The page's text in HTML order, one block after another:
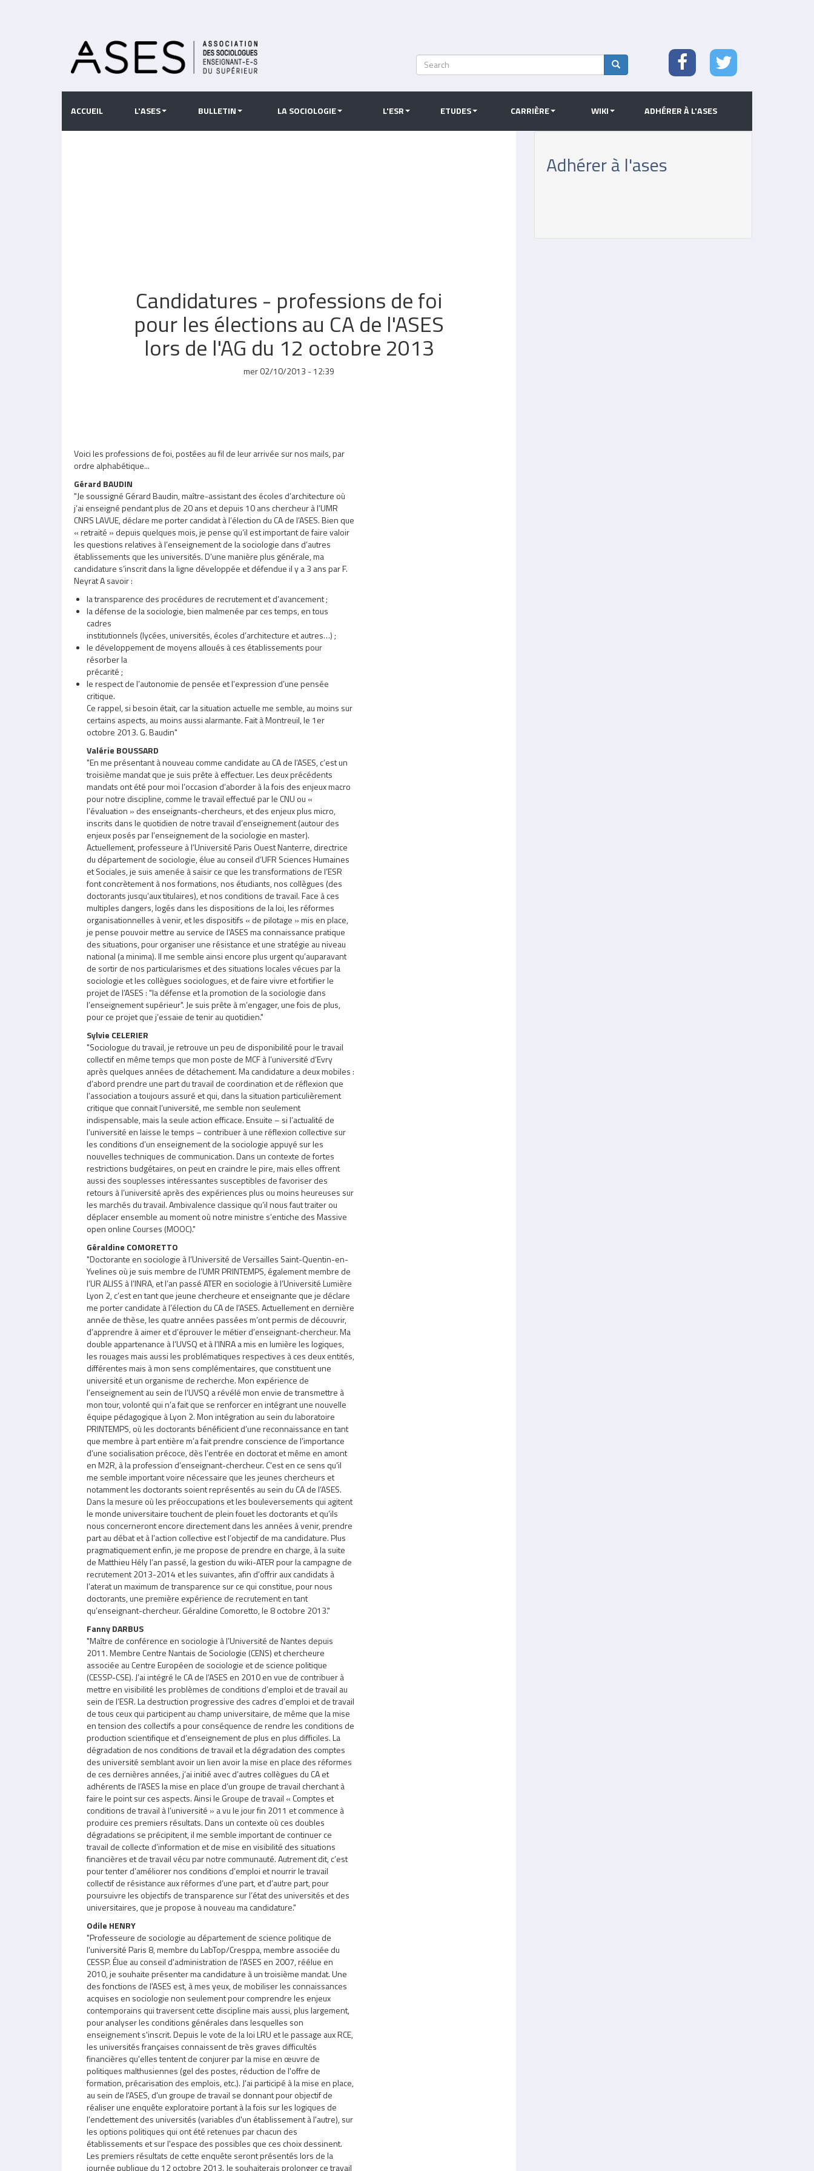
Rechercher
Search Search
ACCUEIL L'ASES BULLETIN LA SOCIOLOGIE L'ESR ETUDES CARRIÈRE WIKI ADHÉRER À L'ASES
Candidatures - professions de foi
pour les élections au CA de l'ASES
lors de l'AG du 12 octobre 2013
mer 02/10/2013 - 12:39
Voici les professions de foi, postées au fil de leur arrivée sur nos mails, par
ordre alphabétique...
Gérard BAUDIN
"Je soussigné Gérard Baudin, maître-assistant des écoles d’architecture où
j’ai enseigné pendant plus de 20 ans et depuis 10 ans chercheur à l’UMR
CNRS LAVUE, déclare me porter candidat à l’élection du CA de l’ASES. Bien que
« retraité » depuis quelques mois, je pense qu’il est important de faire valoir
les questions relatives à l’enseignement de la sociologie dans d’autres
établissements que les universités. D’une manière plus générale, ma
candidature s’inscrit dans la ligne développée et défendue il y a 3 ans par F.
Neyrat A savoir :
la transparence des procédures de recrutement et d’avancement ;
la défense de la sociologie, bien malmenée par ces temps, en tous
cadres
institutionnels (lycées, universités, écoles d’architecture et autres…) ;
le développement de moyens alloués à ces établissements pour
résorber la
précarité ;
le respect de l’autonomie de pensée et l’expression d’une pensée
critique.
Ce rappel, si besoin était, car la situation actuelle me semble, au moins sur
certains aspects, au moins aussi alarmante. Fait à Montreuil, le 1er
octobre 2013. G. Baudin"
Valérie BOUSSARD
"En me présentant à nouveau comme candidate au CA de l’ASES, c’est un
troisième mandat que je suis prête à effectuer. Les deux précédents
mandats ont été pour moi l’occasion d’aborder à la fois des enjeux macro
pour notre discipline, comme le travail effectué par le CNU ou «
l’évaluation » des enseignants-chercheurs, et des enjeux plus micro,
inscrits dans le quotidien de notre travail d’enseignement (autour des
enjeux posés par l’enseignement de la sociologie en master).
Actuellement, professeure à l’Université Paris Ouest Nanterre, directrice
du département de sociologie, élue au conseil d’UFR Sciences Humaines
et Sociales, je suis amenée à saisir ce que les transformations de l’ESR
font concrètement à nos formations, nos étudiants, nos collègues (des
doctorants jusqu’aux titulaires), et nos conditions de travail. Face à ces
multiples dangers, logés dans les dispositions de la loi, les réformes
organisationnelles à venir, et les dispositifs « de pilotage » mis en place,
je pense pouvoir mettre au service de l’ASES ma connaissance pratique
des situations, pour organiser une résistance et une stratégie au niveau
national (a minima). Il me semble ainsi encore plus urgent qu’auparavant
de sortir de nos particularismes et des situations locales vécues par la
sociologie et les collègues sociologues, et de faire vivre et fortifier le
projet de l’ASES : "la défense et la promotion de la sociologie dans
l’enseignement supérieur". Je suis prête à m’engager, une fois de plus,
pour ce projet que j’essaie de tenir au quotidien."
Sylvie CELERIER
"Sociologue du travail, je retrouve un peu de disponibilité pour le travail
collectif en même temps que mon poste de MCF à l’université d’Evry
après quelques années de détachement. Ma candidature a deux mobiles :
d’abord prendre une part du travail de coordination et de réflexion que
l’association a toujours assuré et qui, dans la situation particulièrement
critique que connait l’université, me semble non seulement
indispensable, mais la seule action efficace. Ensuite – si l’actualité de
l’université en laisse le temps – contribuer à une réflexion collective sur
les conditions d’un enseignement de la sociologie appuyé sur les
nouvelles techniques de communication. Dans un contexte de fortes
restrictions budgétaires, on peut en craindre le pire, mais elles offrent
aussi des souplesses intéressantes susceptibles de favoriser des
retours à l’université après des expériences plus ou moins heureuses sur
les marchés du travail. Ambivalence classique qu’il nous faut traiter ou
déplacer ensemble au moment où notre ministre s’entiche des Massive
open online Courses (MOOC)."
Géraldine COMORETTO
"Doctorante en sociologie à l’Université de Versailles Saint-Quentin-en-
Yvelines où je suis membre de l’UMR PRINTEMPS, également membre de
l’UR ALISS à l’INRA, et l’an passé ATER en sociologie à l’Université Lumière
Lyon 2, c’est en tant que jeune chercheure et enseignante que je déclare
me porter candidate à l’élection du CA de l’ASES. Actuellement en dernière
année de thèse, les quatre années passées m’ont permis de découvrir,
d’apprendre à aimer et d’éprouver le métier d’enseignant-chercheur. Ma
double appartenance à l’UVSQ et à l’INRA a mis en lumière les logiques,
les rouages mais aussi les problématiques respectives à ces deux entités,
différentes mais à mon sens complémentaires, que constituent une
université et un organisme de recherche. Mon expérience de
l’enseignement au sein de l’UVSQ a révélé mon envie de transmettre à
mon tour, volonté qui n’a fait que se renforcer en intégrant une nouvelle
équipe pédagogique à Lyon 2. Mon intégration au sein du laboratoire
PRINTEMPS, où les doctorants bénéficient d’une reconnaissance en tant
que membre à part entière m’a fait prendre conscience de l’importance
d’une socialisation précoce, dès l’entrée en doctorat et même en amont
en M2R, à la profession d’enseignant-chercheur. C’est en ce sens qu’il
me semble important voire nécessaire que les jeunes chercheurs et
notamment les doctorants soient représentés au sein du CA de l’ASES.
Dans la mesure où les préoccupations et les bouleversements qui agitent
le monde universitaire touchent de plein fouet les doctorants et qu’ils
nous concerneront encore directement dans les années à venir, prendre
part au débat et à l’action collective est l’objectif de ma candidature. Plus
pragmatiquement enfin, je me propose de prendre en charge, à la suite
de Matthieu Hély l’an passé, la gestion du wiki-ATER pour la campagne de
recrutement 2013-2014 et les suivantes, afin d’offrir aux candidats à
l’aterat un maximum de transparence sur ce qui constitue, pour nous
doctorants, une première expérience de recrutement en tant
qu’enseignant-chercheur. Géraldine Comoretto, le 8 octobre 2013."
Fanny DARBUS
"Maître de conférence en sociologie à l’Université de Nantes depuis
2011. Membre Centre Nantais de Sociologie (CENS) et chercheure
associée au Centre Européen de sociologie et de science politique
(CESSP-CSE). J’ai intégré le CA de l’ASES en 2010 en vue de contribuer à
mettre en visibilité les problèmes de conditions d’emploi et de travail au
sein de l’ESR. La destruction progressive des cadres d’emploi et de travail
de tous ceux qui participent au champ universitaire, de même que la mise
en tension des collectifs a pour conséquence de rendre les conditions de
production scientifique et d’enseignement de plus en plus difficiles. La
dégradation de nos conditions de travail et la dégradation des comptes
des université semblant avoir un lien avoir la mise en place des réformes
de ces dernières années, j’ai initié avec d’autres collègues du CA et
adhérents de l’ASES la mise en place d’un groupe de travail cherchant à
faire le point sur ces aspects. Ainsi le Groupe de travail « Comptes et
conditions de travail à l’université » a vu le jour fin 2011 et commence à
produire ces premiers résultats. Dans un contexte où ces doubles
dégradations se précipitent, il me semble important de continuer ce
travail de collecte d’information et de mise en visibilité des situations
financières et de travail vécu par notre communauté. Autrement dit, c’est
pour tenter d’améliorer nos conditions d’emploi et nourrir le travail
collectif de résistance aux réformes d’une part, et d’autre part, pour
poursuivre les objectifs de transparence sur l’état des universités et des
universitaires, que je propose à nouveau ma candidature."
Odile HENRY
"Professeure de sociologie au département de science politique de
l'université Paris 8, membre du LabTop/Cresppa, membre associée du
CESSP. Élue au conseil d'administration de l'ASES en 2007, réélue en
2010, je souhaite présenter ma candidature à un troisième mandat. Une
des fonctions de l'ASES est, à mes yeux, de mobiliser les connaissances
acquises en sociologie non seulement pour comprendre les enjeux
contemporains qui traversent cette discipline mais aussi, plus largement,
pour analyser les conditions générales dans lesquelles son
enseignement s'inscrit. Depuis le vote de la loi LRU et le passage aux RCE,
les universités françaises connaissent de très graves difficultés
financières qu'elles tentent de conjurer par la mise en œuvre de
politiques malthusiennes (gel des postes, réduction de l'offre de
formation, précarisation des emplois, etc.). J'ai participé à la mise en place,
au sein de l'ASES, d'un groupe de travail se donnant pour objectif de
réaliser une enquête exploratoire portant à la fois sur les logiques de
l'endettement des universités (variables d'un établissement à l'autre), sur
les options politiques qui ont été retenues par chacun des
établissements et sur l'espace des possibles que ces choix dessinent.
Les premiers résultats de cette enquête seront présentés lors de la
journée publique du 12 octobre 2013. Je souhaiterais prolonger ce travail
Adhérer à l'ases